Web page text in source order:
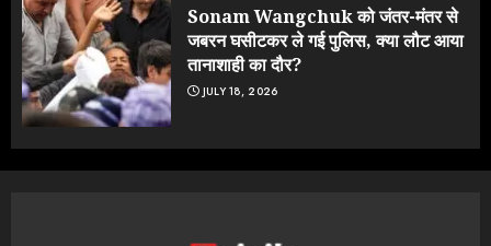
Sonam Wangchuk को जंतर-मंतर से
जबरन घसीटकर ले गई पुलिस, क्या लौट आया
तानाशाही का दौर?
JULY 18, 2026